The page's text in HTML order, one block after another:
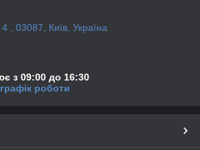
, 03087, Київ, Україна
з 09:00 до 16:30
роботи